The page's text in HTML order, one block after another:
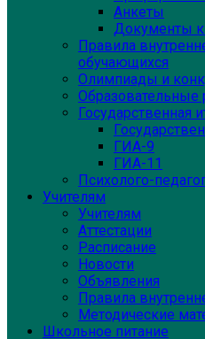
Анкеты
Документы к
Правила
обучающихся
Олимпиады и
Образовательные
Государственная
ГИА-9
ГИА-11
Психолого-
Учителям
Учителям
Аттестации
Расписание
Новости
Объявления
Правила
Методические
Школьное питание